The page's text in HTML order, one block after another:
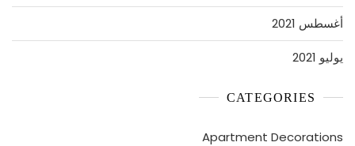
أغسطس 2021
يوليو 2021
CATEGORIES
Apartment Decorations